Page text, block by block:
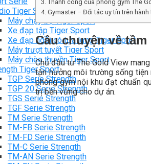
Tiger Sport
Máy chạy bộ Tiger Sport
Xe đạp tập Tiger Sport
Xe đạp ngồi có tựa lưng Tiger Sport
Máy trượt tuyết Tiger Sport
Máy chèo thuyền Tiger Sport
Tiger Sport
TGP Serie Strength
TGP 20 Serie Strength
TGS Serie Strength
TGF Serie Strength
TM Serie Strength
TM-FB Serie Strength
TM-FD Serie Strength
TM-C Serie Strength
TM-AN Serie Strength
Thành công của phòng gym The
Gymaster – Đối tác uy tín trên
Câu chuyện về
Chủ đầu tư The Gold View
tận hưởng môi trường sống
phòng gym nội khu đạt chuẩn
trị bền vững cho dự án.